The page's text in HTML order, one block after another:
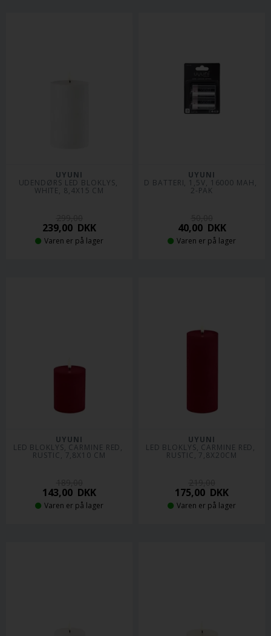
UYUNI
UDENDØRS LED BLOKLYS,
WHITE, 8,4X15 CM
239,00 DKK
Varen er på lager
UYUNI
D BATTERI, 1,5V, 16000 MAH,
2-PAK
40,00DKK
Varen er på lager
UYUNI
LED BLOKLYS, CARMINE RED,
RUSTIC, 7,8X10 CM
143,00 DKK
Varen er på lager
UYUNI
LED BLOKLYS, CARMINE RED,
RUSTIC, 7,8X20CM
175,00 DKK
Varen er på lager